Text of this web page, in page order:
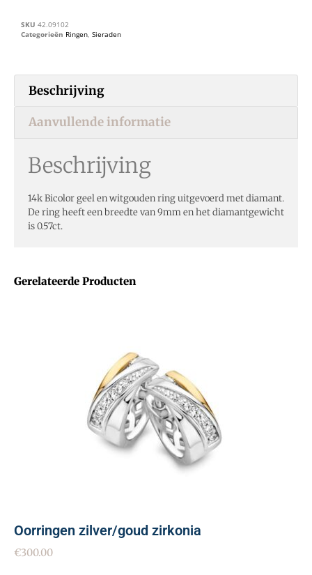
Gerelateerde Producten
Oorringen zilver/goud zirkonia
€300.00
SKU 42.09102
Categorieën Ringen, Sieraden
Beschrijving
Aanvullende informatie
Beschrijving
14k Bicolor geel en witgouden ring uitgevoerd met diamant.
De ring heeft een breedte van 9mm en het diamantgewicht
is 0.57ct.